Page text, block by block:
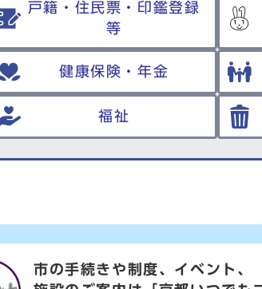
戸籍・住民票・印鑑登録
等
健康保険・年金
福祉
市の手続きや制度、イベント、